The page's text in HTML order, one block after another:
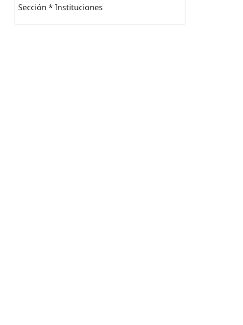
Sección * Instituciones